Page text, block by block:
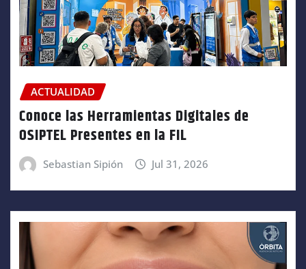
ACTUALIDAD
Conoce las Herramientas Digitales de
OSIPTEL Presentes en la FIL
Sebastian Sipión Jul 31, 2026